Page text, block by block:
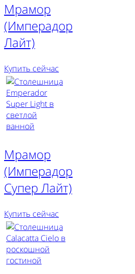
Мрамор
(Имперадор
Лайт)
Купить сейчас
Мрамор
(Имперадор
Супер Лайт)
Купить сейчас